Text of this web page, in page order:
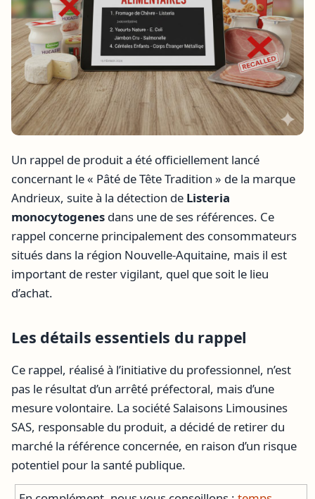
Un rappel de produit a été officiellement lancé
concernant le « Pâté de Tête Tradition » de la marque
Andrieux, suite à la détection de Listeria
monocytogenes dans une de ses références. Ce
rappel concerne principalement des consommateurs
situés dans la région Nouvelle-Aquitaine, mais il est
important de rester vigilant, quel que soit le lieu
d’achat.
Les détails essentiels du rappel
Ce rappel, réalisé à l’initiative du professionnel, n’est
pas le résultat d’un arrêté préfectoral, mais d’une
mesure volontaire. La société Salaisons Limousines
SAS, responsable du produit, a décidé de retirer du
marché la référence concernée, en raison d’un risque
potentiel pour la santé publique.